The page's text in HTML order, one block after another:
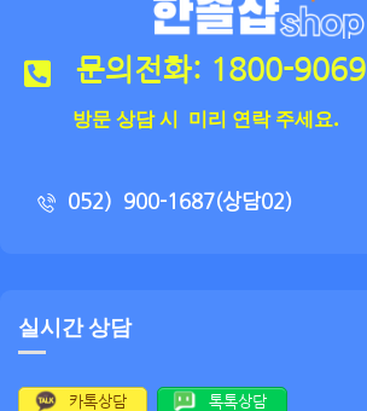
문의전화: 1800-9069
방문 상담 시 미리 연락 주세요.
052）900-1687(상담02)
실시간 상담
카톡상담 톡톡상담